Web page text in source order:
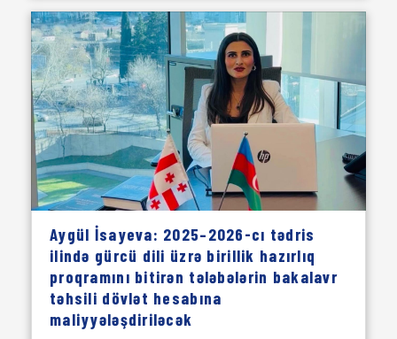
Aygül İsayeva: 2025–2026-cı tədris
ilində gürcü dili üzrə birillik hazırlıq
proqramını bitirən tələbələrin bakalavr
təhsili dövlət hesabına
maliyyələşdiriləcək